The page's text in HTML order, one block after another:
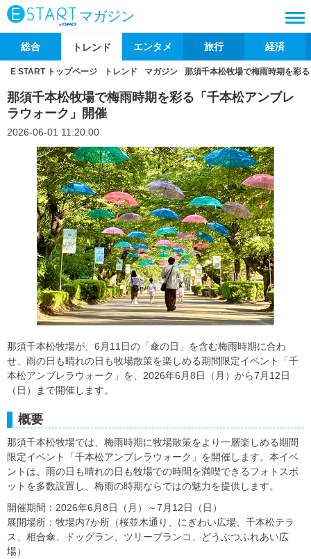
マガジン
総合 トレンド エンタメ 旅行 経済
E START トップページ トレンド マガジン 那須千本松牧場で梅雨時期を彩
那須千本松牧場で梅雨時期を彩る「千本松アンブレ
ラウォーク」開催
2026-06-01 11:20:00
那須千本松牧場が、6月11日の「傘の日」を含む梅雨時期に合わ
せ、雨の日も晴れの日も牧場散策を楽しめる期間限定イベント「千
本松アンブレラウォーク」を、2026年6月8日（月）から7月12日
（日）まで開催します。
概要
那須千本松牧場では、梅雨時期に牧場散策をより一層楽しめる期間
限定イベント「千本松アンブレラウォーク」を開催します。本イベ
ントは、雨の日も晴れの日も牧場での時間を満喫できるフォトスポ
ットを多数設置し、梅雨の時期ならではの魅力を提供します。
開催期間：2026年6月8日（月）～7月12日（日）
展開場所：牧場内7か所（桜並木通り、にぎわい広場、千本松テラ
ス、相合傘、ドッグラン、ツリーブランコ、どうぶつふれあい広
場）